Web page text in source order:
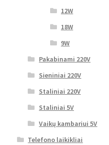
12W
18W
9W
Pakabinami 220V
Sieniniai 220V
Staliniai 220V
Staliniai 5V
Vaikų kambariui 5V
Telefono laikikliai